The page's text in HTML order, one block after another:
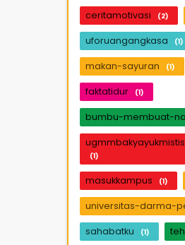
ceritamotivasi (2)
uforuangangkasa (1)
makan-sayuran (1)
faktatidur (1)
bumbu-membuat-
(1)
masukkampus (1)
universitas-darma-
sahabatku (1)